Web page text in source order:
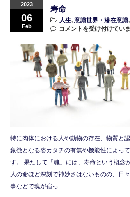
2023
06
Feb
寿命
人生, 意識世界・潜在意識,
コメントを受け付けてい
特に肉体における人や動物の存在、物質と
象徴となる姿カタチの有無や機能性によっ
す。 果たして「魂」には、寿命という概念
人の命ほど深刻で神妙さはないものの、日
事などで魂が宿っ…